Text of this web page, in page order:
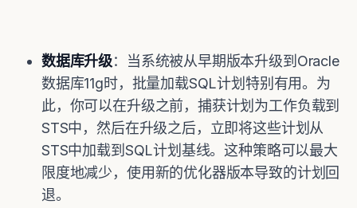
数据库升级：当系统被从早期版本升级到Oracle
数据库11g时，批量加载SQL计划特别有用。为
此，你可以在升级之前，捕获计划为工作负载到
STS中，然后在升级之后，立即将这些计划从
STS中加载到SQL计划基线。这种策略可以最大
限度地减少，使用新的优化器版本导致的计划回
退。